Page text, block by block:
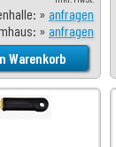
» anfragen
» anfragen